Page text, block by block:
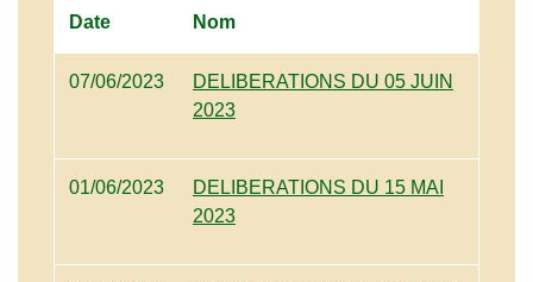
Date Nom
07/06/2023
DELIBERATIONS DU 05 JUIN
2023
01/06/2023
DELIBERATIONS DU 15 MAI
2023